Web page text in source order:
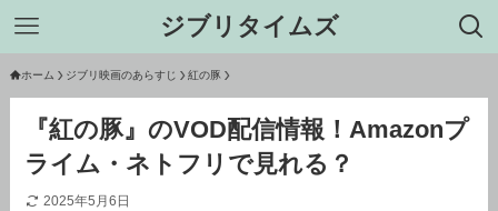
ジブリタイムズ
ホーム ジブリ映画のあらすじ 紅の豚
『紅の豚』のVOD配信情報！Amazonプ
ライム・ネトフリで見れる？
2025年5月6日